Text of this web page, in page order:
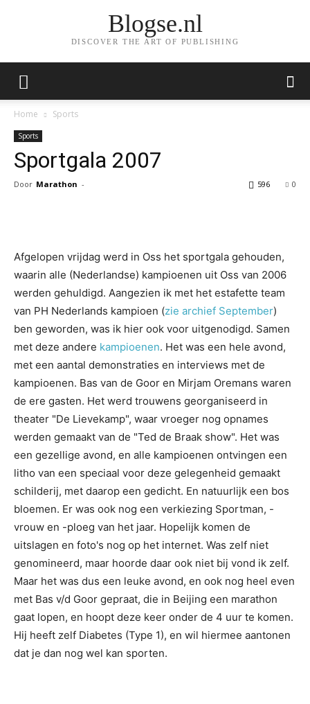
Blogse.nl
DISCOVER THE ART OF PUBLISHING
Home Sports
Sports
Sportgala 2007
Door Marathon - 0
596
Afgelopen vrijdag werd in Oss het sportgala gehouden,
waarin alle (Nederlandse) kampioenen uit Oss van 2006
werden gehuldigd. Aangezien ik met het estafette team
van PH Nederlands kampioen (zie archief September)
ben geworden, was ik hier ook voor uitgenodigd. Samen
met deze andere kampioenen. Het was een hele avond,
met een aantal demonstraties en interviews met de
kampioenen. Bas van de Goor en Mirjam Oremans waren
de ere gasten. Het werd trouwens georganiseerd in
theater "De Lievekamp", waar vroeger nog opnames
werden gemaakt van de "Ted de Braak show". Het was
een gezellige avond, en alle kampioenen ontvingen een
litho van een speciaal voor deze gelegenheid gemaakt
schilderij, met daarop een gedicht. En natuurlijk een bos
bloemen. Er was ook nog een verkiezing Sportman, -
vrouw en -ploeg van het jaar. Hopelijk komen de
uitslagen en foto's nog op het internet. Was zelf niet
genomineerd, maar hoorde daar ook niet bij vond ik zelf.
Maar het was dus een leuke avond, en ook nog heel even
met Bas v/d Goor gepraat, die in Beijing een marathon
gaat lopen, en hoopt deze keer onder de 4 uur te komen.
Hij heeft zelf Diabetes (Type 1), en wil hiermee aantonen
dat je dan nog wel kan sporten.